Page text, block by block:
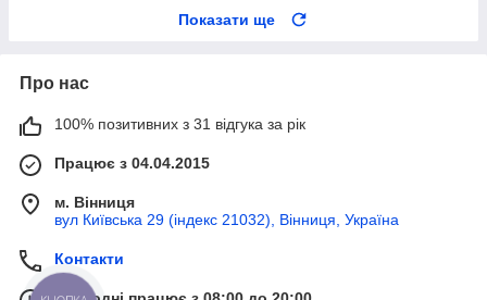
Показати ще
Про нас
100% позитивних з 31 відгука за рік
Працює з 04.04.2015
м. Вінниця
вул Київська 29 (індекс 21032), Вінниця, Україна
Контакти